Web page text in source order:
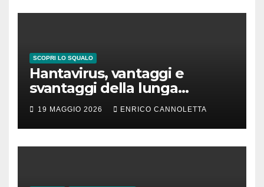
SCOPRI LO SQUALO
Hantavirus, vantaggi e
svantaggi della lunga
incubazione
19 MAGGIO 2026 ENRICO CANNOLETTA